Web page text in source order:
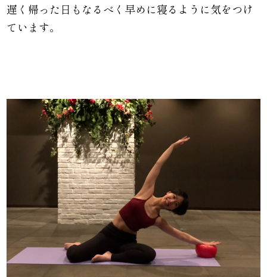
遅く帰った日もなるべく早めに寝るように気をつけ
ています。